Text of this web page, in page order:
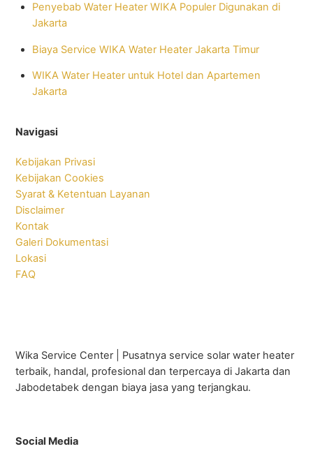
Penyebab Water Heater WIKA Populer Digunakan di
Jakarta
Biaya Service WIKA Water Heater Jakarta Timur
WIKA Water Heater untuk Hotel dan Apartemen
Jakarta
Navigasi
Kebijakan Privasi
Kebijakan Cookies
Syarat & Ketentuan Layanan
Disclaimer
Kontak
Galeri Dokumentasi
Lokasi
FAQ
Wika Service Center | Pusatnya service solar water heater
terbaik, handal, profesional dan terpercaya di Jakarta dan
Jabodetabek dengan biaya jasa yang terjangkau.
Social Media